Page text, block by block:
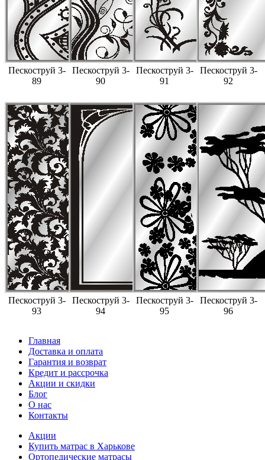
Пескоструй 3-
89
Пескоструй 3-
90
Пескоструй 3-
91
Пескоструй 3-
92
Пескоструй 3-
93
Пескоструй 3-
94
Пескоструй 3-
95
Пескоструй 3-
96
Главная
Доставка и оплата
Гарантия и возврат
Кредит и рассрочка
Акции и скидки
Блог
О нас
Контакты
Акции
Купить матрас в Харькове
Ортопедические матрасы